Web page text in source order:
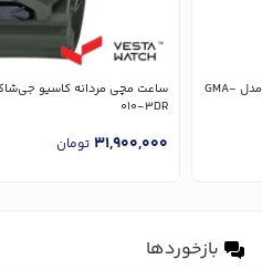
ساعت مچی زنانه کاسیو جی‌شاک CASIO G-SHOCK مدل GMA-
010-3DR
31,900,000 تومان
بازخوردها